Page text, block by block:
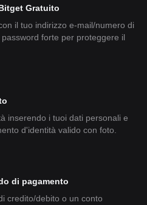
Gratuito
il tuo indirizzo e-mail/numero di
forte per proteggere il
inserendo i tuoi dati personali e
d'identità valido con foto.
di pagamento
credito/debito o un conto